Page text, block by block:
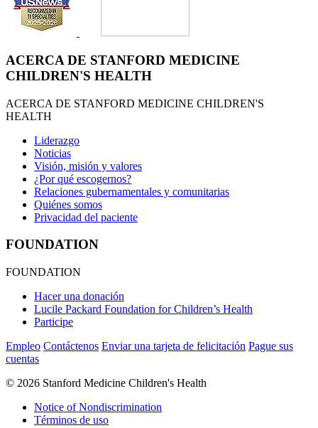
ACERCA DE STANFORD MEDICINE
CHILDREN'S HEALTH
ACERCA DE STANFORD MEDICINE CHILDREN'S
HEALTH
Liderazgo
Noticias
Visión, misión y valores
¿Por qué escogernos?
Relaciones gubernamentales y comunitarias
Quiénes somos
Privacidad del paciente
FOUNDATION
FOUNDATION
Hacer una donación
Lucile Packard Foundation for Children’s Health
Participe
Empleo Contáctenos Enviar una tarjeta de felicitación Pague sus
cuentas
© 2026 Stanford Medicine Children's Health
Notice of Nondiscrimination
Términos de uso